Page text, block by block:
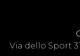
Via dello Sport